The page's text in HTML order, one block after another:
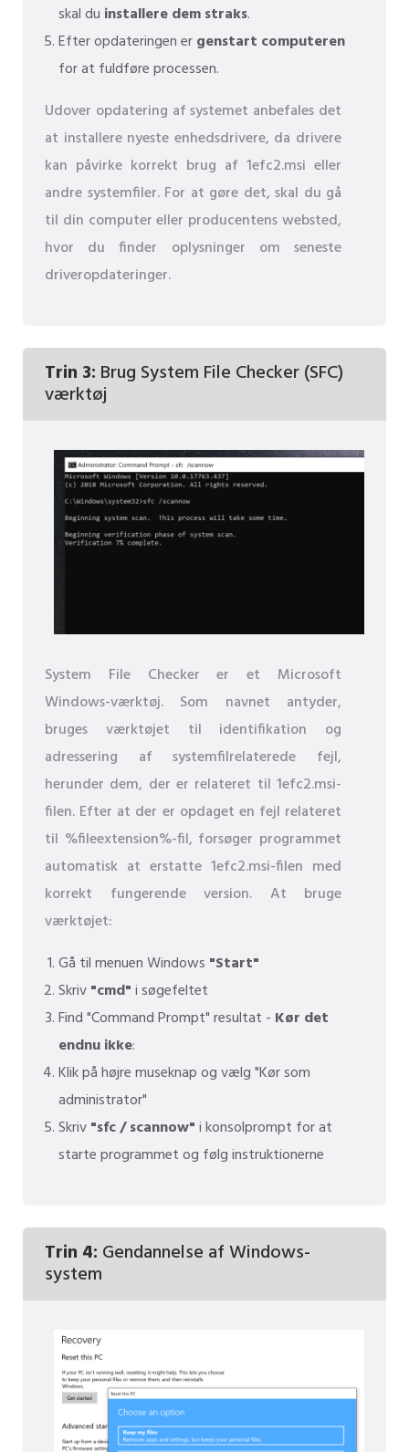
skal du installere dem straks.
Efter opdateringen ergenstart computeren
for at fuldføre processen.
Udover opdatering af systemet anbefales det
at installere nyeste enhedsdrivere, da drivere
kan påvirke korrekt brug af 1efc2.msi eller
andre systemfiler. For at gøre det, skal du gå
til din computer eller producentens websted,
hvor du finder oplysninger om seneste
driveropdateringer.
Trin 3: Brug System File Checker (SFC)
værktøj
System File Checker er et Microsoft
Windows-værktøj. Som navnet antyder,
bruges værktøjet til identifikation og
adressering af systemfilrelaterede fejl,
herunder dem, der er relateret til 1efc2.msi-
filen. Efter at der er opdaget en fejl relateret
til %fileextension%-fil, forsøger programmet
automatisk at erstatte 1efc2.msi-filen med
korrekt fungerende version. At bruge
værktøjet:
Gå til menuen Windows "Start"
Skriv"cmd"i søgefeltet
Find "Command Prompt" resultat - Kør det
endnu ikke:
Klik på højre museknap og vælg "Kør som
administrator"
Skriv"sfc / scannow"i konsolprompt for at
starte programmet og følg instruktionerne
Trin 4: Gendannelse af Windows-
system